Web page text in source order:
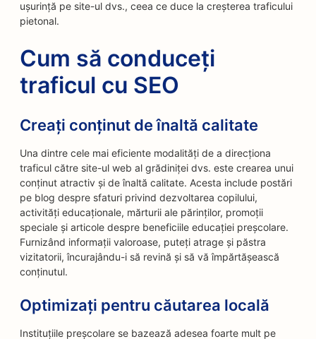
ușurință pe site-ul dvs., ceea ce duce la creșterea traficului
pietonal.
Cum să conduceți
traficul cu SEO
Creați conținut de înaltă calitate
Una dintre cele mai eficiente modalități de a direcționa
traficul către site-ul web al grădiniței dvs. este crearea unui
conținut atractiv și de înaltă calitate. Acesta include postări
pe blog despre sfaturi privind dezvoltarea copilului,
activități educaționale, mărturii ale părinților, promoții
speciale și articole despre beneficiile educației preșcolare.
Furnizând informații valoroase, puteți atrage și păstra
vizitatorii, încurajându-i să revină și să vă împărtășească
conținutul.
Optimizați pentru căutarea locală
Instituțiile preșcolare se bazează adesea foarte mult pe